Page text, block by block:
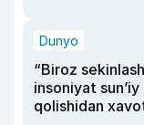
Dunyo
“Biroz
insoniyat
qolishidan